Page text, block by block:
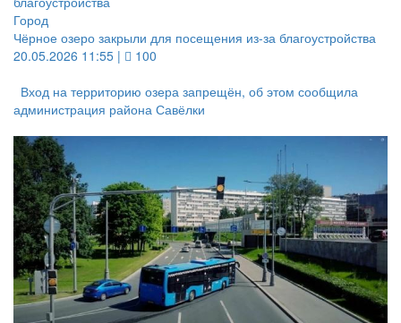
Город
Чёрное озеро закрыли для посещения из-за благоустройства
20.05.2026 11:55 |
100
Вход на территорию озера запрещён, об этом сообщила
администрация района Савёлки